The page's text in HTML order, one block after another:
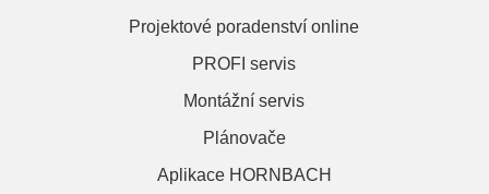
Projektové poradenství online
PROFI servis
Montážní servis
Plánovače
Aplikace HORNBACH